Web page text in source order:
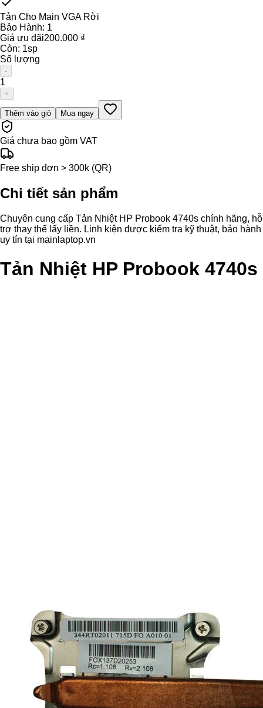
Tản Cho Main VGA Rời
Bảo Hành: 1
Giá ưu đãi200.000 ₫
Còn: 1sp
Số lượng
-
1
+
Thêm vào giỏ Mua ngay
Giá chưa bao gồm VAT
Free ship đơn > 300k (QR)
Chi tiết sản phẩm
Chuyên cung cấp Tản Nhiệt HP Probook 4740s chính hãng, hỗ
trợ thay thế lấy liền. Linh kiện được kiểm tra kỹ thuật, bảo hành
uy tín tại mainlaptop.vn
Tản Nhiệt HP Probook 4740s